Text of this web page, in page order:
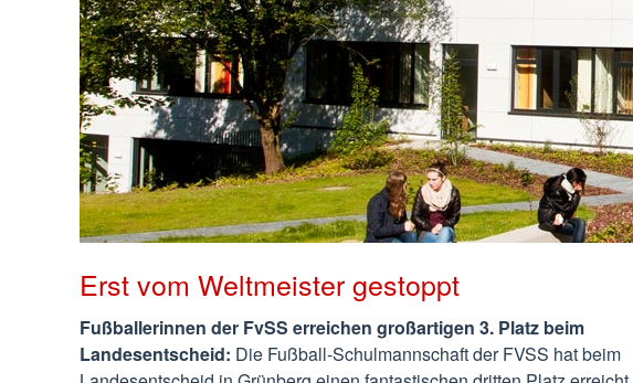
Erst vom Weltmeister gestoppt
Fußballerinnen der FvSS erreichen großartigen 3. Platz beim
Landesentscheid: Die Fußball-Schulmannschaft der FVSS hat beim